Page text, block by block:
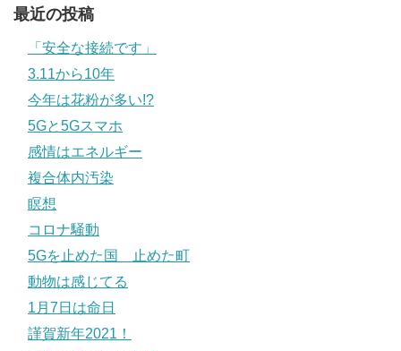
最近の投稿
「安全な接続です」
3.11から10年
今年は花粉が多い!?
5Gと5Gスマホ
感情はエネルギー
複合体内汚染
瞑想
コロナ騒動
5Gを止めた国 止めた町
動物は感じてる
1月7日は命日
謹賀新年2021！